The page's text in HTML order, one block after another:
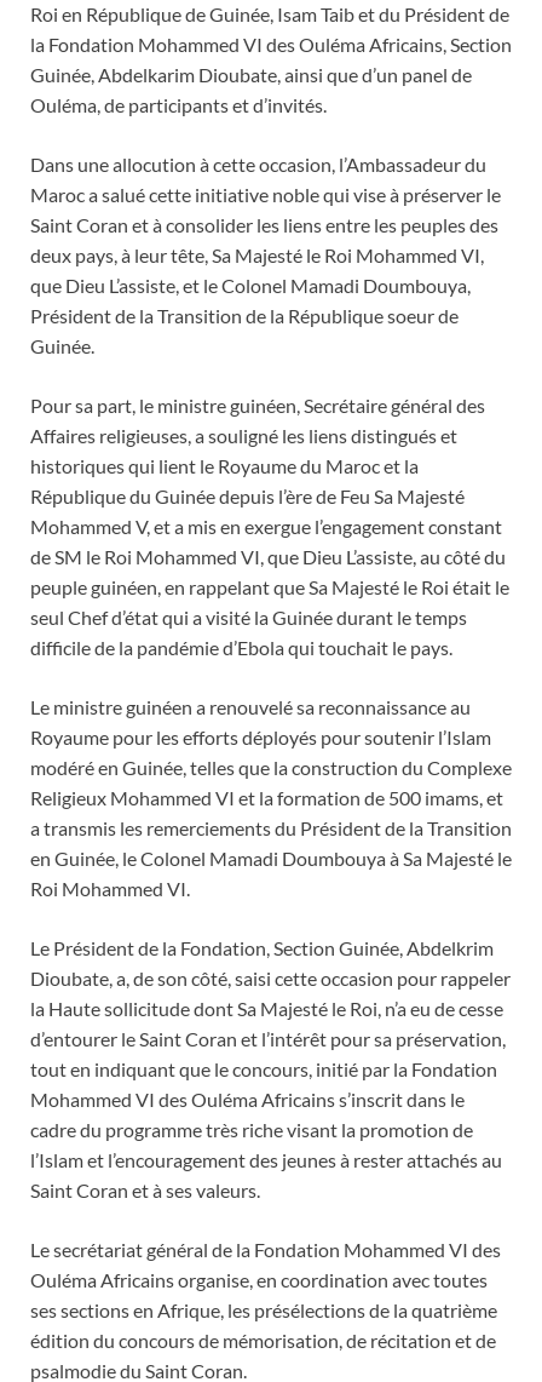
Roi en République de Guinée, Isam Taib et du Président de
la Fondation Mohammed VI des Ouléma Africains, Section
Guinée, Abdelkarim Dioubate, ainsi que d’un panel de
Ouléma, de participants et d’invités.
Dans une allocution à cette occasion, l’Ambassadeur du
Maroc a salué cette initiative noble qui vise à préserver le
Saint Coran et à consolider les liens entre les peuples des
deux pays, à leur tête, Sa Majesté le Roi Mohammed VI,
que Dieu L’assiste, et le Colonel Mamadi Doumbouya,
Président de la Transition de la République soeur de
Guinée.
Pour sa part, le ministre guinéen, Secrétaire général des
Affaires religieuses, a souligné les liens distingués et
historiques qui lient le Royaume du Maroc et la
République du Guinée depuis l’ère de Feu Sa Majesté
Mohammed V, et a mis en exergue l’engagement constant
de SM le Roi Mohammed VI, que Dieu L’assiste, au côté du
peuple guinéen, en rappelant que Sa Majesté le Roi était le
seul Chef d’état qui a visité la Guinée durant le temps
difficile de la pandémie d’Ebola qui touchait le pays.
Le ministre guinéen a renouvelé sa reconnaissance au
Royaume pour les efforts déployés pour soutenir l’Islam
modéré en Guinée, telles que la construction du Complexe
Religieux Mohammed VI et la formation de 500 imams, et
a transmis les remerciements du Président de la Transition
en Guinée, le Colonel Mamadi Doumbouya à Sa Majesté le
Roi Mohammed VI.
Le Président de la Fondation, Section Guinée, Abdelkrim
Dioubate, a, de son côté, saisi cette occasion pour rappeler
la Haute sollicitude dont Sa Majesté le Roi, n’a eu de cesse
d’entourer le Saint Coran et l’intérêt pour sa préservation,
tout en indiquant que le concours, initié par la Fondation
Mohammed VI des Ouléma Africains s’inscrit dans le
cadre du programme très riche visant la promotion de
l’Islam et l’encouragement des jeunes à rester attachés au
Saint Coran et à ses valeurs.
Le secrétariat général de la Fondation Mohammed VI des
Ouléma Africains organise, en coordination avec toutes
ses sections en Afrique, les présélections de la quatrième
édition du concours de mémorisation, de récitation et de
psalmodie du Saint Coran.